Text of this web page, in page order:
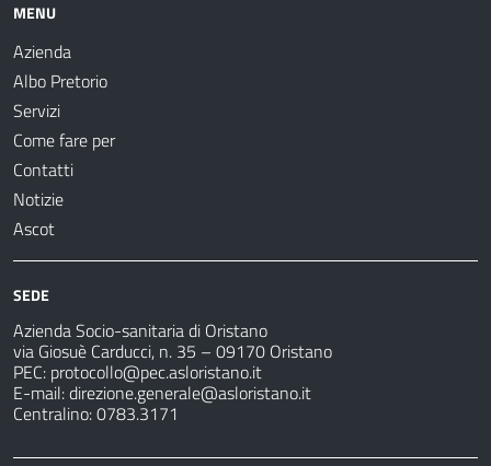
MENU
Azienda
Albo Pretorio
Servizi
Come fare per
Contatti
Notizie
Ascot
SEDE
Azienda Socio-sanitaria di Oristano
via Giosuè Carducci, n. 35 – 09170 Oristano
PEC: protocollo@pec.asloristano.it
E-mail:direzione.generale@asloristano.it
Centralino: 0783.3171